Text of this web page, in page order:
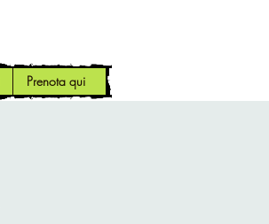
Prenota qui